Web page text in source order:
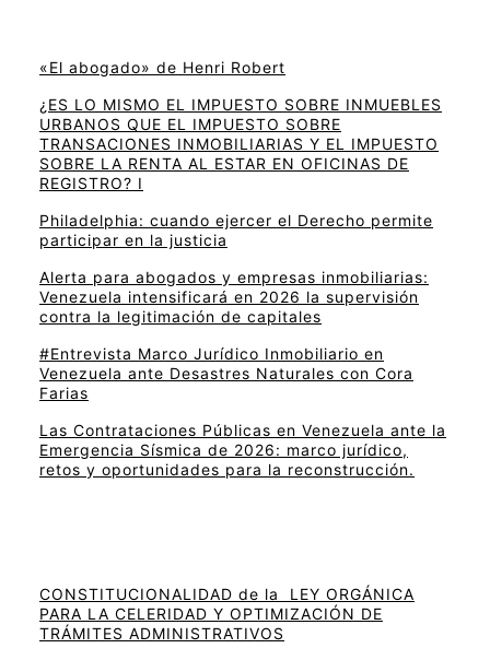
«El abogado» de Henri Robert
¿ES LO MISMO EL IMPUESTO SOBRE INMUEBLES
URBANOS QUE EL IMPUESTO SOBRE
TRANSACIONES INMOBILIARIAS Y EL IMPUESTO
SOBRE LA RENTA AL ESTAR EN OFICINAS DE
REGISTRO? I
Philadelphia: cuando ejercer el Derecho permite
participar en la justicia
Alerta para abogados y empresas inmobiliarias:
Venezuela intensificará en 2026 la supervisión
contra la legitimación de capitales
#Entrevista Marco Jurídico Inmobiliario en
Venezuela ante Desastres Naturales con Cora
Farias
Las Contrataciones Públicas en Venezuela ante la
Emergencia Sísmica de 2026: marco jurídico,
retos y oportunidades para la reconstrucción.
CONSTITUCIONALIDAD de la LEY ORGÁNICA
PARA LA CELERIDAD Y OPTIMIZACIÓN DE
TRÁMITES ADMINISTRATIVOS